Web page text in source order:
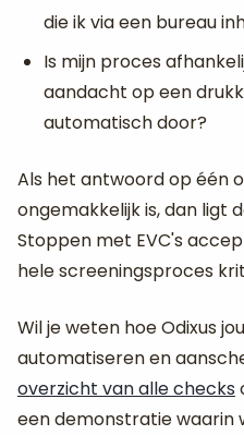
die ik via een bureau
Is mijn proces
aandacht op een
automatisch door?
Als het antwoord op één
ongemakkelijk is, dan ligt
Stoppen met EVC's
hele screeningsproces
Wil je weten hoe Odixus
automatiseren en
overzicht van alle checks
een demonstratie waarin